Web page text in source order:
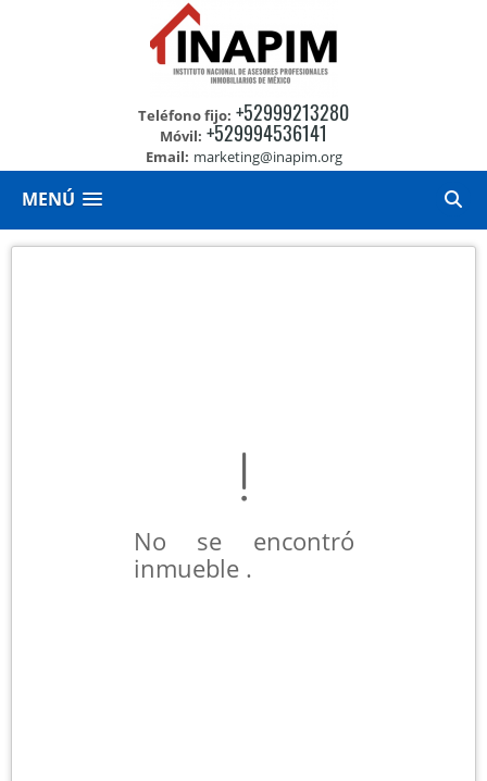
Teléfono fijo: +52999213280
Móvil: +529994536141
Email: marketing@inapim.org
MENÚ
No se encontró
inmueble .